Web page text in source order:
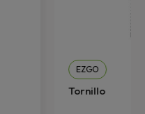
EZGO
Tornillo